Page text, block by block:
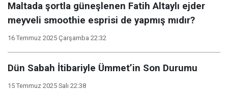
Maltada şortla güneşlenen Fatih Altaylı ejder
meyveli smoothie esprisi de yapmış mıdır?
16 Temmuz 2025 Çarşamba 22:32
Dün Sabah İtibariyle Ümmet’in Son Durumu
15 Temmuz 2025 Salı 22:38